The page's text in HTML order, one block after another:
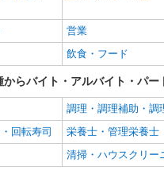
4-1 ［2］永福町店 東京都杉並区
店舗を中心に、JR中央線・京王
店舗（荻窪、高円寺、三鷹、笹塚
など）で勤務の可能性がありま
ァーごとに確認できるのでシフ
す。
詳細を見
ャパン株式会社 20988_p
理補助【アルバイト・パート】
時給1,350円以上 試用期間中 時給1,350円以上
間2ヶ月) 残業が発生した場合、残業代を1
）OK
髪型・髪色自由
交通費支給
社員登用あり
探す
飲食・フード
師
営業
飲食・フード
らバイト・アルバイト・パー
調理・調理補助・調
回転寿司
栄養士・管理栄養士
清掃・ハウスクリー